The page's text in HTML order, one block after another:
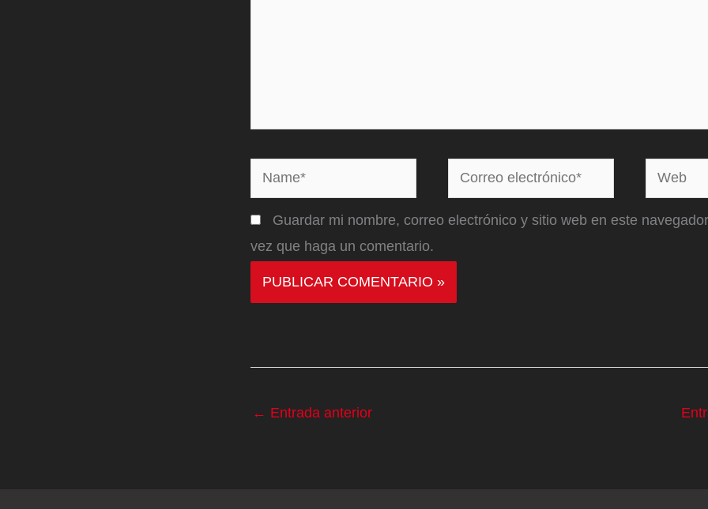
Name*
Correo
electrónico*
Web
Guardar mi nombre, correo electrónico y sitio web en este
vez que haga un comentario.
← Entrada anterior